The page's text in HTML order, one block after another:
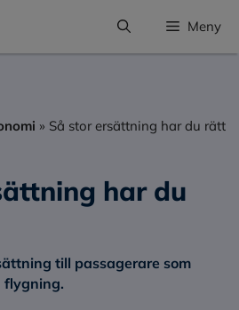
Meny
» Så stor ersättning har du rätt
har du
till passagerare som
flygning.